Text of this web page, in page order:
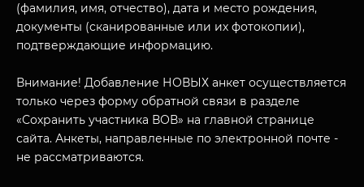
МУЗЕЙНЫЙ КОМПЛЕКС
ПОСЕТИТЕЛЯМ
О НАС
(фамилия, имя, отчество), дата и место рождения,
документы (сканированные или их фотокопии),
подтверждающие информацию.
Внимание! Добавление НОВЫХ анкет осуществляется
только через форму обратной связи в разделе
«Сохранить участника ВОВ» на главной странице
сайта. Анкеты, направленные по электронной почте -
не рассматриваются.